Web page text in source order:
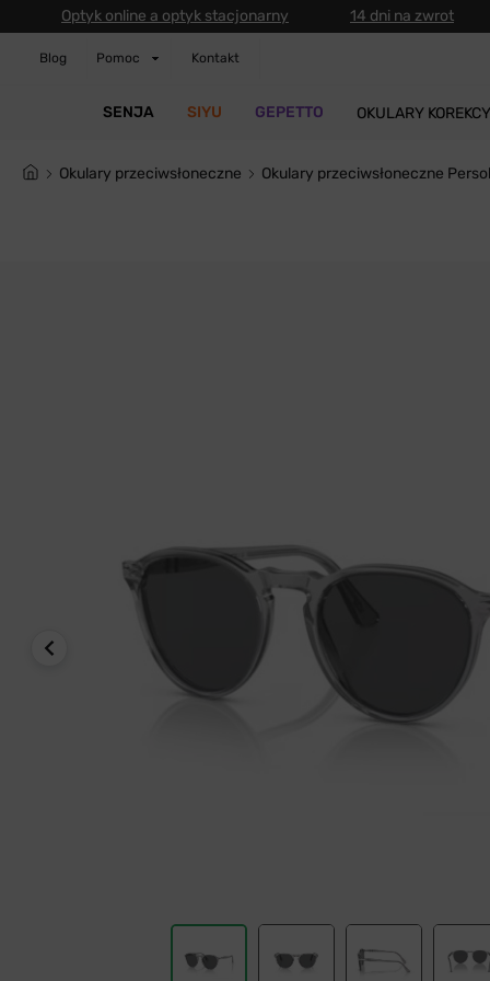
Optyk online a optyk stacjonarny 14 dni na zwrot
Blog Pomoc Kontakt
SENJA SIYU GEPETTO OKULARY
Okulary przeciwsłoneczne Okulary przeciwsłoneczne